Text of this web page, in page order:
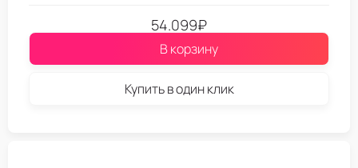
54.099₽
В корзину
Купить в один клик